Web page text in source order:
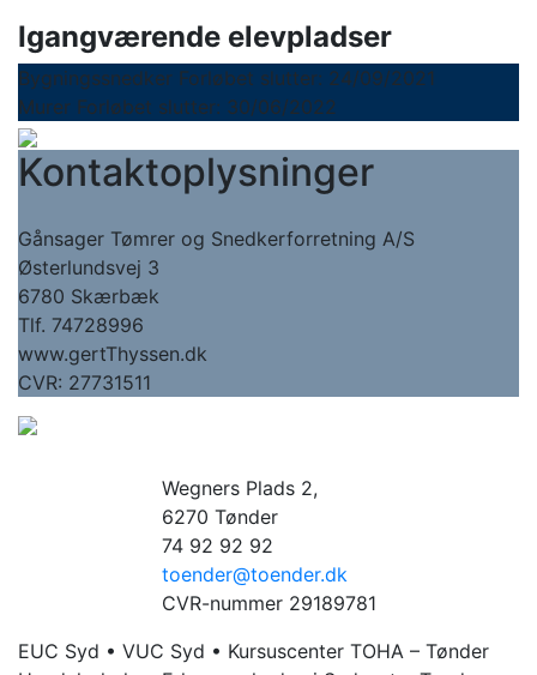
Igangværende elevpladser
Bygningssnedker Forløbet slutter: 24/09/2021
Murer Forløbet slutter: 30/06/2022
Kontaktoplysninger
Gånsager Tømrer og Snedkerforretning A/S
Østerlundsvej 3
6780 Skærbæk
Tlf. 74728996
www.gertThyssen.dk
CVR: 27731511
Wegners Plads 2,
6270 Tønder
74 92 92 92
toender@toender.dk
CVR-nummer 29189781
EUC Syd • VUC Syd • Kursuscenter TOHA – Tønder